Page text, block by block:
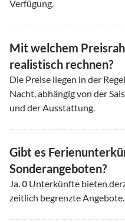
Verfügung.
Mit welchem
realistisch rechnen?
Die Preise liegen in der
Nacht, abhängig von der
und der Ausstattung.
Gibt es
Sonderangeboten?
Ja.0 Unterkünfte bieten
zeitlich begrenzte Angebote.